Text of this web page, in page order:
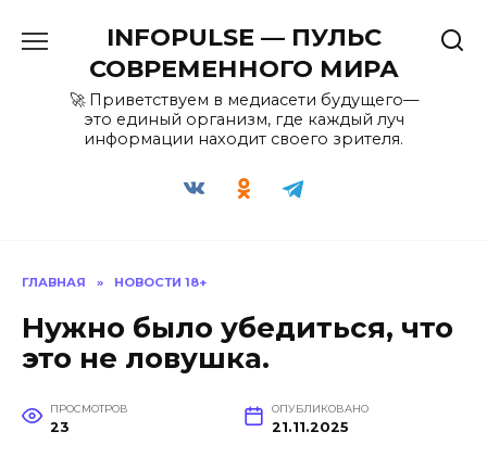
содержанию
INFOPULSE — ПУЛЬС
СОВРЕМЕННОГО МИРА
🚀 Приветствуем в медиасети будущего—
это единый организм, где каждый луч
информации находит своего зрителя.
ГЛАВНАЯ » НОВОСТИ 18+
Нужно было убедиться, что
это не ловушка.
ПРОСМОТРОВ
23
ОПУБЛИКОВАНО
21.11.2025